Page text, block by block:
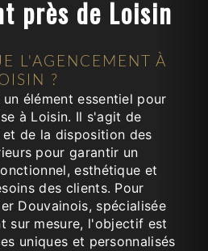
près de Loisin
L'AGENCEMENT À
?
élément essentiel pour
à Loisin. Il s'agit de
et de la disposition des
pour garantir un
esthétique et
des clients. Pour
Douvainois, spécialisée
sur mesure, l'objectif est
uniques et personnalisés